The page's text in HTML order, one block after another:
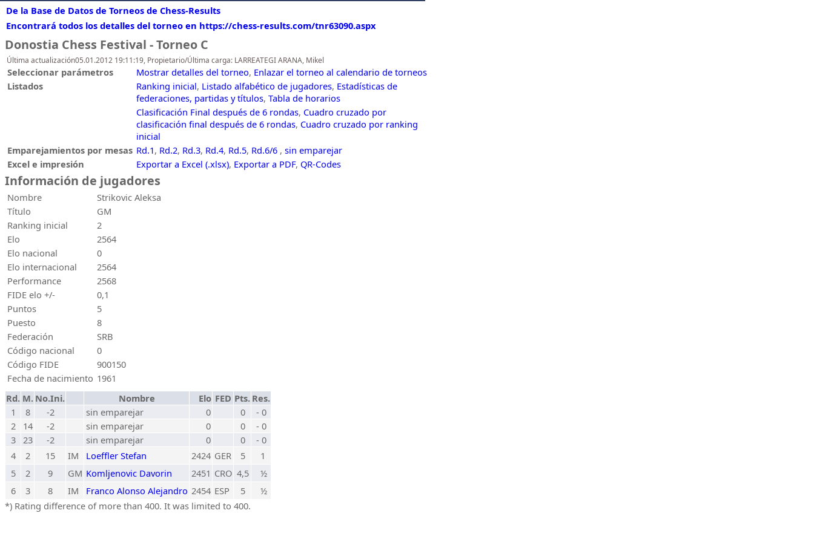
De la Base de Datos de Torneos de Chess-Results
Encontrará todos los detalles del torneo en https://chess-results.com/tnr63090.aspx
Donostia Chess Festival - Torneo C
Última actualización05.01.2012 19:11:19, Propietario/Última carga: LARREATEGI ARANA, Mikel
Seleccionar parámetros Mostrar detalles del torneo, Enlazar el torneo al calendario de torneos
Listados
Ranking inicial, Listado alfabético de jugadores, Estadísticas de
federaciones, partidas y títulos, Tabla de horarios
Clasificación Final después de 6 rondas, Cuadro cruzado por
clasificación final después de 6 rondas, Cuadro cruzado por ranking
inicial
Emparejamientos por mesas Rd.1, Rd.2, Rd.3, Rd.4, Rd.5, Rd.6/6 , sin emparejar
Excel e impresión
Exportar a Excel (.xlsx), Exportar a PDF, QR-Codes
Información de jugadores
Nombre
Strikovic Aleksa
Título
GM
Ranking inicial
2
Elo
2564
Elo nacional
0
Elo internacional
2564
Performance
2568
FIDE elo +/-
0,1
Puntos
5
Puesto
8
Federación
SRB
Código nacional
0
Código FIDE
900150
Fecha de nacimiento 1961
Rd. M. No.Ini. Nombre Elo FED Pts. Res.
1
8 -2 sin emparejar 0 0
- 0
2
14 -2 sin emparejar 0 0
- 0
3 23 -2 sin emparejar 0 0
- 0
4
2 15 IM Loeffler Stefan 2424 GER 5
1
5
2 9 GM Komljenovic Davorin 2451 CRO 4,5
½
6
3 8 IM Franco Alonso Alejandro 2454 ESP 5
½
*) Rating difference of more than 400. It was limited to 400.